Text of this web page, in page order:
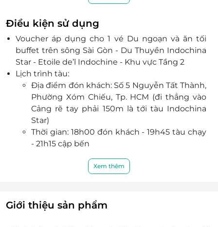
giờ phút thư giãn mới mẻ và đầy thú vị.
Thực đơn đa dạng, nhiều món ăn từ Á tới Âu do
đầu bếp kinh nghiệm chế biến với nhiều mức
giá khác nhau cho khách tha hồ lựa chọn.
Với đội ngũ nhân viên chuyên nghiệp, chu đáo,
nhiệt tình cùng chất lượng dịch vụ đẳng
cấp,Indochina Star - Etoile de’l Indochine
hẹn sẽ mang đến sự hài lòng nhất tới mọi khách
hàng.
Điều kiện sử dụng
Voucher áp dụng cho 1 vé Du ngoạn và ăn tối
buffet trên sông Sài Gòn - Du Thuyền Indochina
Star - Etoile de’l Indochine - Khu vực Tầng 2
Lịch trình tàu:
Địa điểm đón khách: Số 5 Nguyễn Tất Thành,
Phường Xóm Chiếu, Tp. HCM (đi thẳng vào
Cảng rẽ tay phải 150m là tới tàu Indochina
Star)
Thời gian: 18h00 đón khách - 19h45 tàu chạy
- 21h15 cập bến
hướng Cảng Sài Gòn - Bến Nhà Rồng, xuôi
đó quay trở lại trả khách tại địa điểm đón
khách (Cảng Sài Gòn)
Xem thêm
Giới thiệu sản phẩm